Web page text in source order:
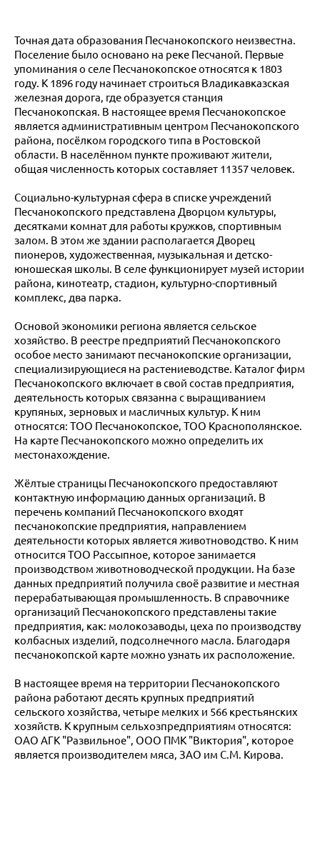
Точная дата образования Песчанокопского неизвестна.
Поселение было основано на реке Песчаной. Первые
упоминания о селе Песчанокопское относятся к 1803
году. К 1896 году начинает строиться Владикавказская
железная дорога, где образуется станция
Песчанокопская. В настоящее время Песчанокопское
является административным центром Песчанокопского
района, посёлком городского типа в Ростовской
области. В населённом пункте проживают жители,
общая численность которых составляет 11357 человек.
Социально-культурная сфера в списке учреждений
Песчанокопского представлена Дворцом культуры,
десятками комнат для работы кружков, спортивным
залом. В этом же здании располагается Дворец
пионеров, художественная, музыкальная и детско-
юношеская школы. В селе функционирует музей истории
района, кинотеатр, стадион, культурно-спортивный
комплекс, два парка.
Основой экономики региона является сельское
хозяйство. В реестре предприятий Песчанокопского
особое место занимают песчанокопские организации,
специализирующиеся на растениеводстве. Каталог фирм
Песчанокопского включает в свой состав предприятия,
деятельность которых связанна с выращиванием
крупяных, зерновых и масличных культур. К ним
относятся: ТОО Песчанокопское, ТОО Краснополянское.
На карте Песчанокопского можно определить их
местонахождение.
Жёлтые страницы Песчанокопского предоставляют
контактную информацию данных организаций. В
перечень компаний Песчанокопского входят
песчанокопские предприятия, направлением
деятельности которых является животноводство. К ним
относится ТОО Рассыпное, которое занимается
производством животноводческой продукции. На базе
данных предприятий получила своё развитие и местная
перерабатывающая промышленность. В справочнике
организаций Песчанокопского представлены такие
предприятия, как: молокозаводы, цеха по производству
колбасных изделий, подсолнечного масла. Благодаря
песчанокопской карте можно узнать их расположение.
В настоящее время на территории Песчанокопского
района работают десять крупных предприятий
сельского хозяйства, четыре мелких и 566 крестьянских
хозяйств. К крупным сельхозпредприятиям относятся:
ОАО АГК "Развильное", ООО ПМК "Виктория", которое
является производителем мяса, ЗАО им С.М. Кирова.